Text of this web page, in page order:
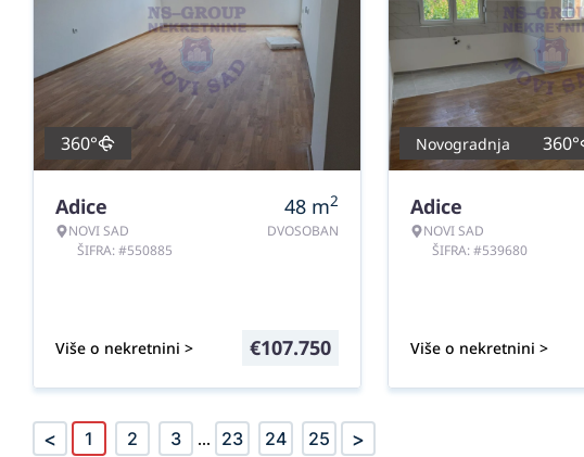
360°
Adice
NOVI SAD
ŠIFRA: #550885
48 m2
DVOSOBAN
Više o nekretnini > €107.750
Novogradnja 360°
Adice
NOVI SAD
ŠIFRA: #539680
Više o nekretnini >
< 1 2 3 ... 23 24 25 >